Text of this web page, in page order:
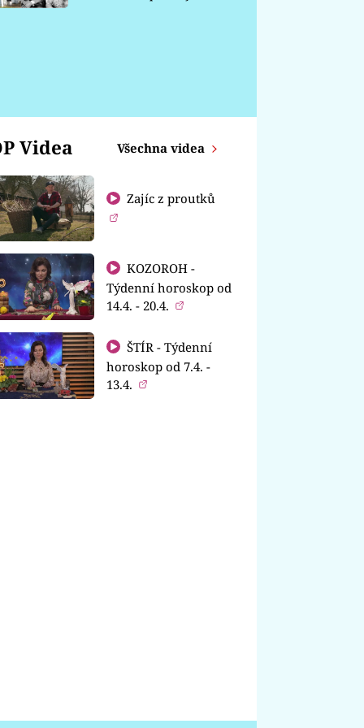
Videa Všechna videa
Zajíc z proutků
KOZOROH -
Týdenní horoskop od
14.4. - 20.4.
ŠTÍR - Týdenní
horoskop od 7.4. -
13.4.